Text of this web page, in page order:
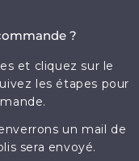
?
et cliquez sur le
les étapes pour
un mail de
sera envoyé.